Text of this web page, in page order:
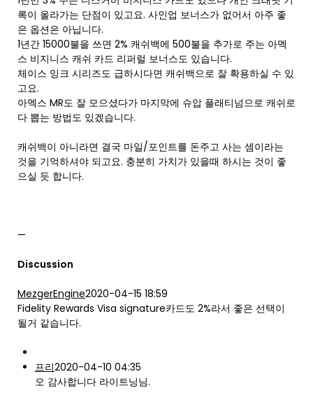
록이 올라가는 단점이 있고요. 사인업 보너스가 없어서 아주 좋
은 옵션은 아닙니다.
1년간 15000불을 쓰면 2% 캐쉬백에 500불을 추가로 주는 아멕
스 비지니스 캐쉬 카드 리퍼럴 보너스도 있습니다.
체이스 잉크 시리즈도 급하시다면 캐쉬백으로 잘 확용하실 수 있
고요.
아멕스 MR도 잘 모으셨다가 마지막에 슈압 플래티넘으로 캐쉬로
다 뽑는 방법도 있겠습니다.
캐쉬백이 아니라면 결국 마일/포인트를 돈주고 사는 셈이라는
것을 기억하셔야 되고요. 충분히 가치가 있을때 하시는 것이 좋
으실 듯 합니다.
—
Discussion
MezgerEngine2020-04-15 18:59
Fidelity Rewards Visa signature카드도 2%라서 좋은 선택이
될거 같습니다.
프리2020-04-10 04:35
오 감사합니다 라이트닝님.